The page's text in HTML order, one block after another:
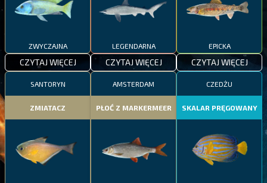
ZWYCZAJNA
CZYTAJ WIĘCEJ
LEGENDARNA
CZYTAJ WIĘCEJ
EPICKA
CZYTAJ WIĘCEJ
SANTORYN
ZMIATACZ
AMSTERDAM
PŁOĆ Z MARKERMEER
CZEDŻU
SKALAR PRĘGOWANY